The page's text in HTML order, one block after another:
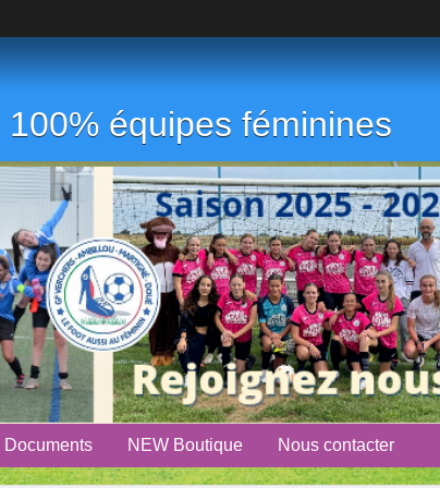
équipes féminines
Documents NEW Boutique Nous contacter